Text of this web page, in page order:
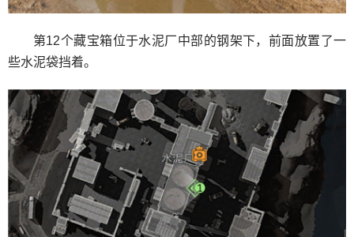
第12个藏宝箱位于水泥厂中部的钢架下，前面放置了一
些水泥袋挡着。